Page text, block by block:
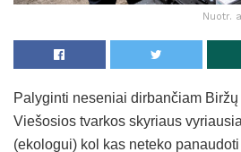
Nuotr.
Palyginti neseniai dirbančiam
Viešosios tvarkos skyriaus
(ekologui) kol kas neteko